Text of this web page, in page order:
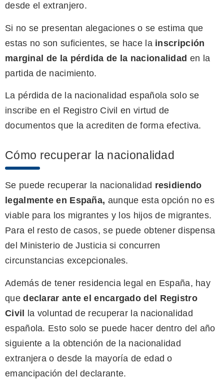
desde el extranjero.
Si no se presentan alegaciones o se estima que
estas no son suficientes, se hace la inscripción
marginal de la pérdida de la nacionalidad en la
partida de nacimiento.
La pérdida de la nacionalidad española solo se
inscribe en el Registro Civil en virtud de
documentos que la acrediten de forma efectiva.
Cómo recuperar la nacionalidad
Se puede recuperar la nacionalidad residiendo
legalmente en España, aunque esta opción no es
viable para los migrantes y los hijos de migrantes.
Para el resto de casos, se puede obtener dispensa
del Ministerio de Justicia si concurren
circunstancias excepcionales.
Además de tener residencia legal en España, hay
quedeclarar ante el encargado del Registro
Civil la voluntad de recuperar la nacionalidad
española. Esto solo se puede hacer dentro del año
siguiente a la obtención de la nacionalidad
extranjera o desde la mayoría de edad o
emancipación del declarante.